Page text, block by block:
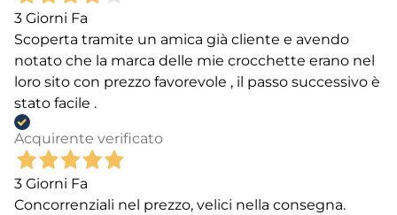
3 Giorni Fa
Scoperta tramite un amica già cliente e avendo
notato che la marca delle mie crocchette erano nel
loro sito con prezzo favorevole , il passo successivo è
stato facile .
Acquirente verificato
3 Giorni Fa
Concorrenziali nel prezzo, velici nella consegna.